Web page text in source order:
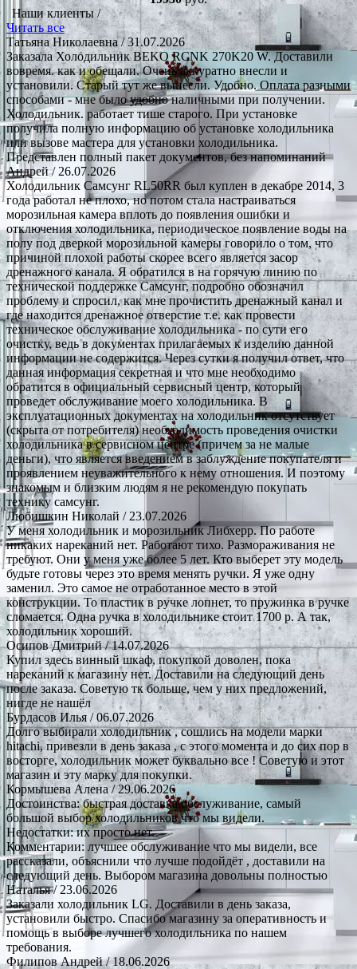
Наши клиенты /
Читать все
Татьяна Николаевна/ 31.07.2026
Заказала Холодильник BEKO RCNK 270K20 W. Доставили
вовремя. как и обещали. Очень аккуратно внесли и
установили. Старый тут же вынесли. Удобно. Оплата разными
способами - мне было удобно наличными при получении.
Холодильник. работает тише старого. При установке
получила полную информацию об установке холодильника
или вызове мастера для установки холодильника.
Представлен полный пакет документов, без напоминаний
Андрей/ 26.07.2026
Холодильник Самсунг RL50RR был куплен в декабре 2014, 3
года работал не плохо, но потом стала настраиваться
морозильная камера вплоть до появления ошибки и
отключения холодильника, периодическое появление воды на
полу под дверкой морозильной камеры говорило о том, что
причиной плохой работы скорее всего является засор
дренажного канала. Я обратился в на горячую линию по
технической поддержке Самсунг, подробно обозначил
проблему и спросил, как мне прочистить дренажный канал и
где находится дренажное отверстие т.е. как провести
техническое обслуживание холодильника - по сути его
очистку, ведь в документах прилагаемых к изделию данной
информации не содержится. Через сутки я получил ответ, что
данная информация секретная и что мне необходимо
обратится в официальный сервисный центр, который
проведет обслуживание моего холодильника. В
эксплуатационных документах на холодильник отсутствует
(скрыта от потребителя) необходимость проведения очистки
холодильника в сервисном центре (причем за не малые
деньги), что является введением в заблуждение покупателя и
проявлением неуважительного к нему отношения. И поэтому
знакомым и близким людям я не рекомендую покупать
технику самсунг.
Любишкин Николай / 23.07.2026
У меня холодильник и морозильник Либхерр. По работе
никаких нареканий нет. Работают тихо. Размораживания не
требуют. Они у меня уже более 5 лет. Кто выберет эту модель
будьте готовы через это время менять ручки. Я уже одну
заменил. Это самое не отработанное место в этой
конструкции. То пластик в ручке лопнет, то пружинка в ручке
сломается. Одна ручка в холодильнике стоит 1700 р. А так,
холодильник хороший.
Осипов Дмитрий/ 14.07.2026
Купил здесь винный шкаф, покупкой доволен, пока
нареканий к магазину нет. Доставили на следующий день
после заказа. Советую тк больше, чем у них предложений,
нигде не нашёл
Бурдасов Илья/ 06.07.2026
Долго выбирали холодильник , сошлись на модели марки
hitachi, привезли в день заказа , с этого момента и до сих пор в
восторге, холодильник может буквально все ! Советую и этот
магазин и эту марку для покупки.
Кормышева Алена/ 29.06.2026
Достоинства: быстрая доставка.обслуживание, самый
большой выбор холодильников что мы видели.
Недостатки: их просто нет.
Комментарии: лучшее обслуживание что мы видели, все
рассказали, объяснили что лучше подойдёт , доставили на
следующий день. Выбором магазина довольны полностью
Наталья/ 23.06.2026
Заказали холодильник LG. Доставили в день заказа,
установили быстро. Спасибо магазину за оперативность и
помощь в выборе лучшего холодильника по нашем
требования.
Филипов Андрей/ 18.06.2026